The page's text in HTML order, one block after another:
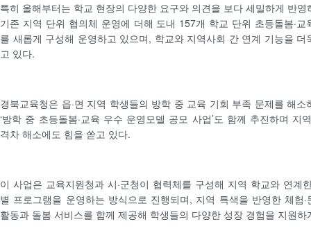
특히 올해부터는 학교 현장의 다양한 요구와 의견을 보다 세밀하게 반영
기존 지역 단위 협의체 운영에 더해 도내 157개 학교 단위 초등돌봄·교
를 새롭게 구성해 운영하고 있으며, 학교와 지역사회 간 연계 기능을 더
고 있다.
경북교육청은 읍·면 지역 학생들의 방학 중 교육 기회 부족 문제를 해소
‘방학 중 초등돌봄·교육 우수 운영모델 공모 사업’도 함께 추진하며 지
격차 해소에도 힘을 쏟고 있다.
이 사업은 교육지원청과 시·군청이 협력체를 구성해 지역 학교와 연계
별 프로그램을 운영하는 방식으로 진행되며, 지역 특색을 반영한 체험·
활동과 돌봄 서비스를 함께 제공해 학생들의 다양한 성장 경험을 지원하